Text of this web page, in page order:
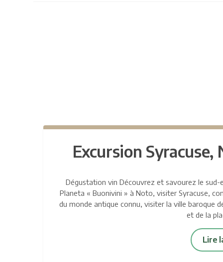
Excursion
Dégustation vin Découvrez et savourez le sud-
Planeta « Buonivini » à Noto, visiter Syracuse,
du monde antique connu, visiter la ville baroque
et de la
Lire